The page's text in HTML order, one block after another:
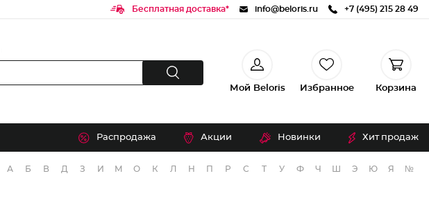
Бесплатная доставка* info@beloris.ru +7 (495) 215 28 49
Мой Beloris Избранное Корзина
Распродажа Акции Новинки Хит продаж
А Б В Д З И М О К Л Н П Р С Т У Ф Ч Э Ю Я №